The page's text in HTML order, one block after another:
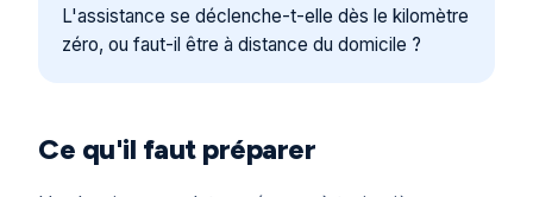
L'assistance se déclenche-t-elle dès le kilomètre
zéro, ou faut-il être à distance du domicile ?
Ce qu'il faut préparer